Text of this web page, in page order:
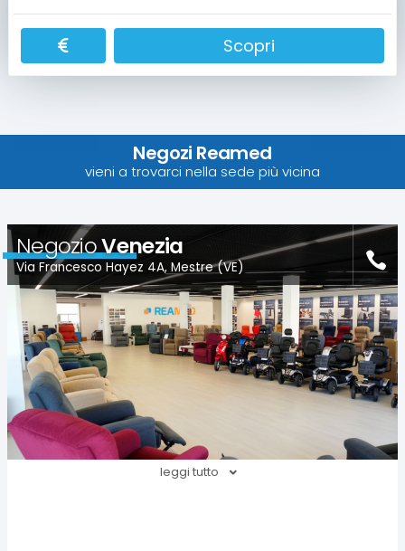
Scopri
Negozi Reamed
vieni a trovarci nella sede più vicina
NegozioVenezia
Via Francesco Hayez 4A, Mestre (VE)
leggi tutto